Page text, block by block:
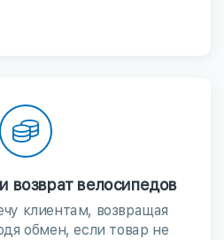
возврат велосипедов
клиентам, возвращая
обмен, если товар не